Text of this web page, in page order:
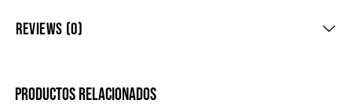
REVIEWS (0)
PRODUCTOS RELACIONADOS